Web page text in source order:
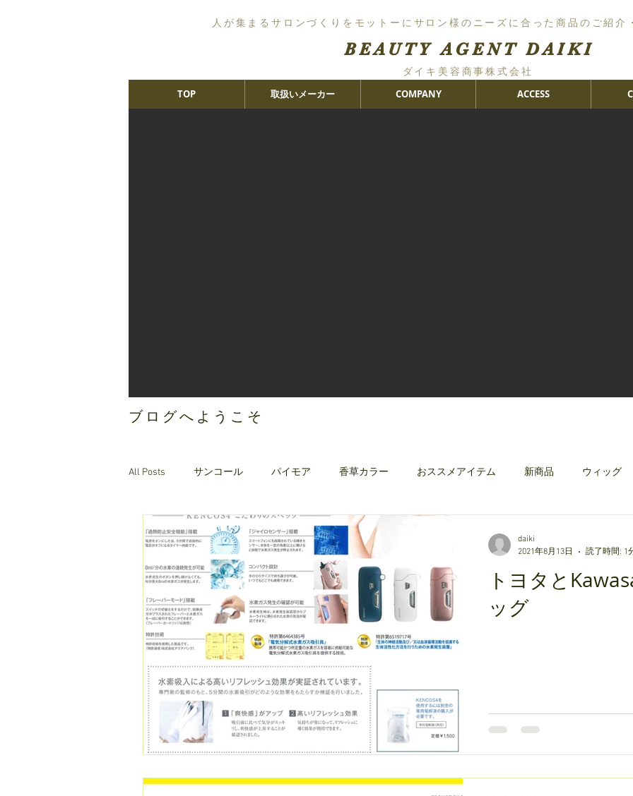
人が集まるサロンづくりをモットーにサロン様のニーズに合った商品のご紹介
BEAUTY AGENT DAIKI
TOP 取扱いメーカー COMPANY ACCESS
ダイキ美容商事株式会社
ブログへようこそ
All Posts サンコール パイモア 香草カラー おススメアイテム 新商品 ウィッグ
ご案内 オリジナルヘアケア クリレージュ
トヨタと
ッグ
daiki
2021年8月13日
読了時間: 1